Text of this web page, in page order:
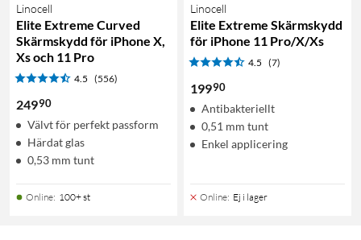
Linocell
Elite Extreme Curved
Skärmskydd för iPhone X,
Xs och 11 Pro
4.5 (556)
24990
Välvt för perfekt passform
Härdat glas
0,53 mm tunt
Online: 100+ st
Linocell
Elite Extreme Skärmskydd
för iPhone 11 Pro/X/Xs
4.5 (7)
19990
Antibakteriellt
0,51 mm tunt
Enkel applicering
Online: Ej i lager